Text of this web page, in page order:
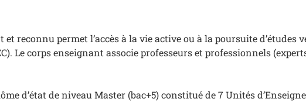
et reconnu permet l’accès à la vie active ou à la poursuite d’études
Le corps enseignant associe professeurs et professionnels
d’état de niveau Master (bac+5) constitué de 7 Unités